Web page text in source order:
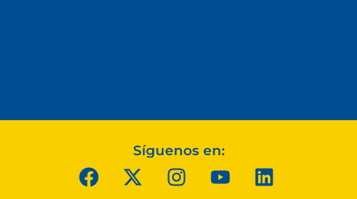
Síguenos en: